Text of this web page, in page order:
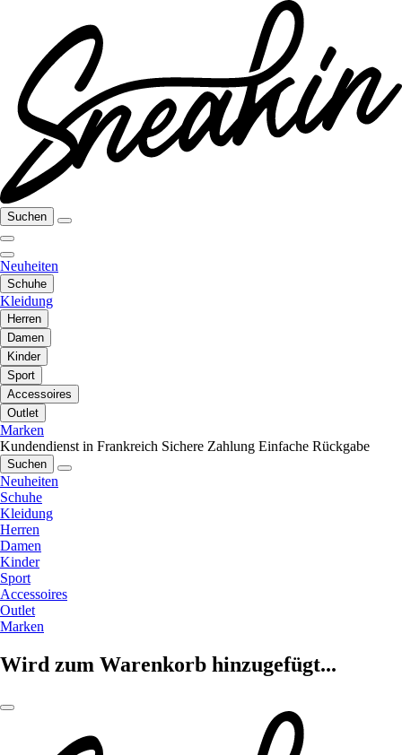
Suchen
Neuheiten
Schuhe
Kleidung
Herren
Damen
Kinder
Sport
Accessoires
Outlet
Marken
Kundendienst in Frankreich Sichere Zahlung Einfache Rückgabe
Suchen
Neuheiten
Schuhe
Kleidung
Herren
Damen
Kinder
Sport
Accessoires
Outlet
Marken
Wird zum Warenkorb hinzugefügt...